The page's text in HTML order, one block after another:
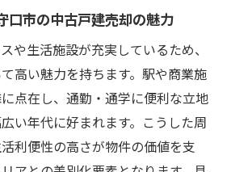
口市の中古戸建売却の魅力
や生活施設が充実しているため、
高い魅力を持ちます。駅や商業施
点在し、通勤・通学に便利な立地
い年代に好まれます。こうした周
利便性の高さが物件の価値を支